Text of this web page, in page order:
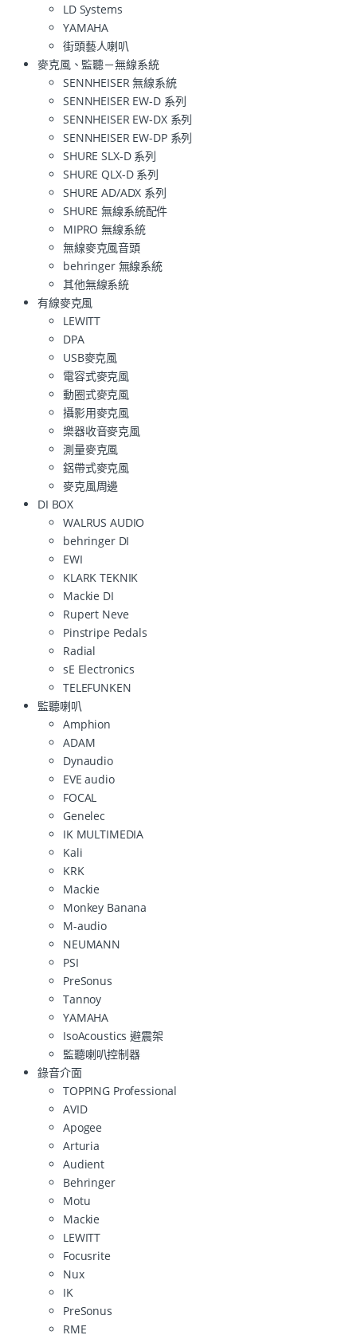
LD Systems
YAMAHA
街頭藝人喇叭
麥克風、監聽－無線系統
SENNHEISER 無線系統
SENNHEISER EW-D 系列
SENNHEISER EW-DX 系列
SENNHEISER EW-DP 系列
SHURE SLX-D 系列
SHURE QLX-D 系列
SHURE AD/ADX 系列
SHURE 無線系統配件
MIPRO 無線系統
無線麥克風音頭
behringer 無線系統
其他無線系統
有線麥克風
LEWITT
DPA
USB麥克風
電容式麥克風
動圈式麥克風
攝影用麥克風
樂器收音麥克風
測量麥克風
鋁帶式麥克風
麥克風周邊
DI BOX
WALRUS AUDIO
behringer DI
EWI
KLARK TEKNIK
Mackie DI
Rupert Neve
Pinstripe Pedals
Radial
sE Electronics
TELEFUNKEN
監聽喇叭
Amphion
ADAM
Dynaudio
EVE audio
FOCAL
Genelec
IK MULTIMEDIA
Kali
KRK
Mackie
Monkey Banana
M-audio
NEUMANN
PSI
PreSonus
Tannoy
YAMAHA
IsoAcoustics 避震架
監聽喇叭控制器
錄音介面
TOPPING Professional
AVID
Apogee
Arturia
Audient
Behringer
Motu
Mackie
LEWITT
Focusrite
Nux
IK
PreSonus
RME